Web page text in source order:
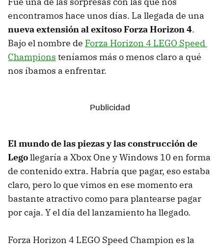
encontramos hace unos días. La llegada de una
nueva extensión al exitoso Forza Horizon 4.
Bajo el nombre de Forza Horizon 4 LEGO Speed ​​
Champions teníamos más o menos claro a qué
nos íbamos a enfrentar.
El mundo de las piezas y las construcción de
Legollegaría a Xbox One y Windows 10 en forma
de contenido extra. Habría que pagar, eso estaba
claro, pero lo que vimos en ese momento era
bastante atractivo como para plantearse pagar
por caja. Y el día del lanzamiento ha llegado.
Forza Horizon 4 LEGO Speed ​​Champion es la